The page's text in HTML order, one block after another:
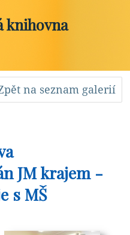
knihovna
na seznam galerií
JM krajem -
s MŠ